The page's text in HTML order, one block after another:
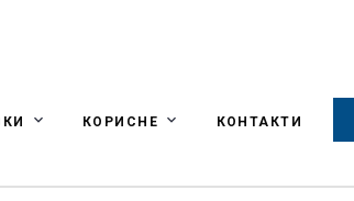
КОРИСНЕ КОНТАКТИ